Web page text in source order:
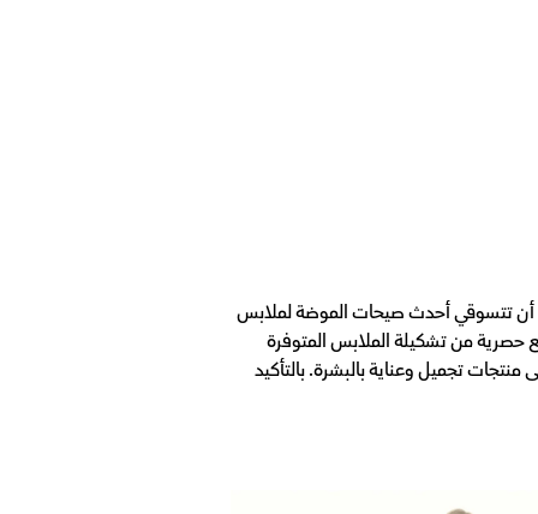
أن تتسوقي أحدث صيحات الموضة لملابس
حصرية من تشكيلة الملابس المتوفرة
تجميل وعناية بالبشرة. بالتأكيد